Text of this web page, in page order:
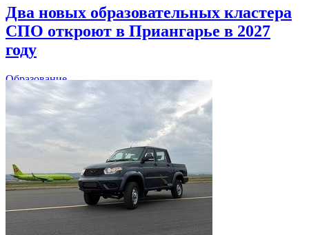
Два новых образовательных кластера
СПО откроют в Приангарье в 2027
году
Образование